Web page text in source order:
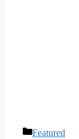
Categorías
Featured